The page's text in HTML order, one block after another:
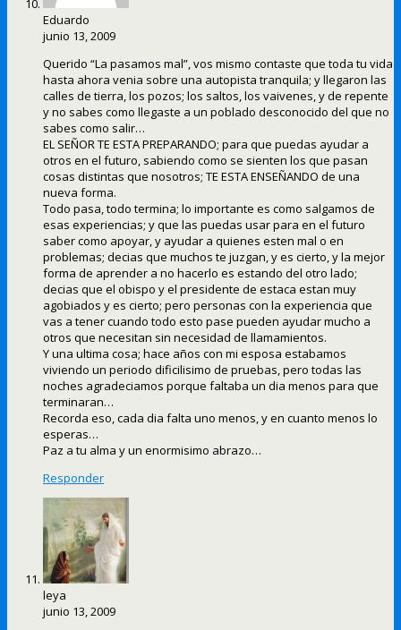
Eduardo
junio 13, 2009
Querido “La pasamos mal”, vos mismo contaste que toda tu vida
hasta ahora venia sobre una autopista tranquila; y llegaron las
calles de tierra, los pozos; los saltos, los vaivenes, y de repente
y no sabes como llegaste a un poblado desconocido del que no
sabes como salir…
EL SEÑOR TE ESTA PREPARANDO; para que puedas ayudar a
otros en el futuro, sabiendo como se sienten los que pasan
cosas distintas que nosotros; TE ESTA ENSEÑANDO de una
nueva forma.
Todo pasa, todo termina; lo importante es como salgamos de
esas experiencias; y que las puedas usar para en el futuro
saber como apoyar, y ayudar a quienes esten mal o en
problemas; decias que muchos te juzgan, y es cierto, y la mejor
forma de aprender a no hacerlo es estando del otro lado;
decias que el obispo y el presidente de estaca estan muy
agobiados y es cierto; pero personas con la experiencia que
vas a tener cuando todo esto pase pueden ayudar mucho a
otros que necesitan sin necesidad de llamamientos.
Y una ultima cosa; hace años con mi esposa estabamos
viviendo un periodo dificilisimo de pruebas, pero todas las
noches agradeciamos porque faltaba un dia menos para que
terminaran…
Recorda eso, cada dia falta uno menos, y en cuanto menos lo
esperas…
Paz a tu alma y un enormisimo abrazo…
Responder
leya
junio 13, 2009